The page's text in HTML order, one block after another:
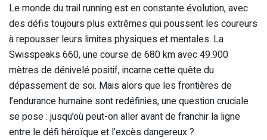
Le monde du trail running est en constante évolution, avec
des défis toujours plus extrêmes qui poussent les coureurs
à repousser leurs limites physiques et mentales. La
Swisspeaks 660, une course de 680 km avec 49.900
mètres de dénivelé positif, incarne cette quête du
dépassement de soi. Mais alors que les frontières de
l’endurance humaine sont redéfinies, une question cruciale
se pose : jusqu’où peut-on aller avant de franchir la ligne
entre le défi héroïque et l’excès dangereux ?